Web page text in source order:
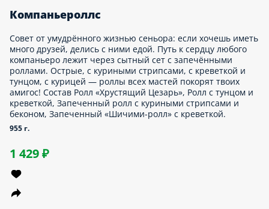
Любите своё тело и балуйте его почаще большим и тёплым
сетом. Чтобы румянец на щеках, на губах улыбка, а в пузике
— запечённые роллы под сырными шапками. Состав
Темпурный ролл с креветкой, Запеченный ролл с тигровой
креветкой, Запеченный ролл «Малибу» 1/2, Запеченный ролл
«Исиномаки», Запеченный ролл с угрем 1/2, Запеченный ролл
с курицей.
1260 г.
1 719 ₽
Эмейзинг
«Сегодня я просто Эмейзинг». И все светофоры зелёные,
прохожие улыбаются, товары по акции, а погода — песня.
Вечером дома смотришь снова. И всё ещё Эмейзинг. А всё